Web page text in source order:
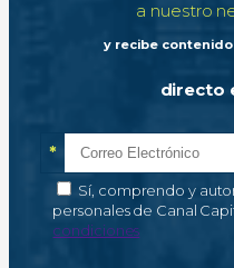
a nuestro
y recibe
directo
Correo electrónico
*Campo obligatorio
Autorización de
Sí, comprendo y
personales de Canal
condiciones